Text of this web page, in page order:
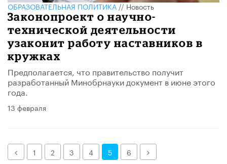
ОБРАЗОВАТЕЛЬНАЯ ПОЛИТИКА//Новость
Законопроект о научно-
технической деятельности
узаконит работу наставников в
кружках
Предполагается, что правительство получит
разработанный Минобрнауки документ в июне этого
года.
13 февраля
Назад1 2 3 4 5 6 Далее